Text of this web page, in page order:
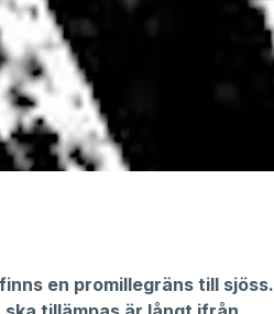
en promillegräns till sjöss.